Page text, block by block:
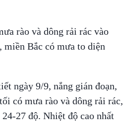
rào và dông rải rác vào
Bắc có mưa to diện
ngày 9/9, nắng gián đoạn,
có mưa rào và dông rải rác,
27 độ. Nhiệt độ cao nhất